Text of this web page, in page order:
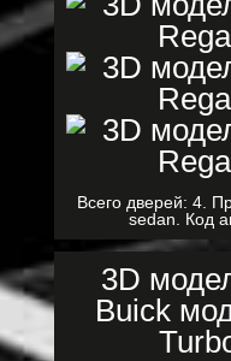
Всего дверей: 4.
sedan. Код
3D
Buick